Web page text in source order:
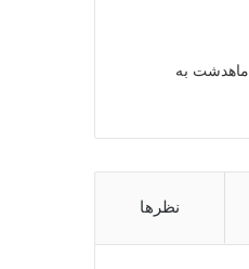
ماهدشت به
نظرها